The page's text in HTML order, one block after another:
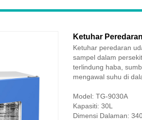
Ketuhar
Ketuhar peredaran
sampel dalam
terlindung haba,
mengawal suhu di
Model: TG-9030A
Kapasiti: 30L
Dimensi Dalaman: